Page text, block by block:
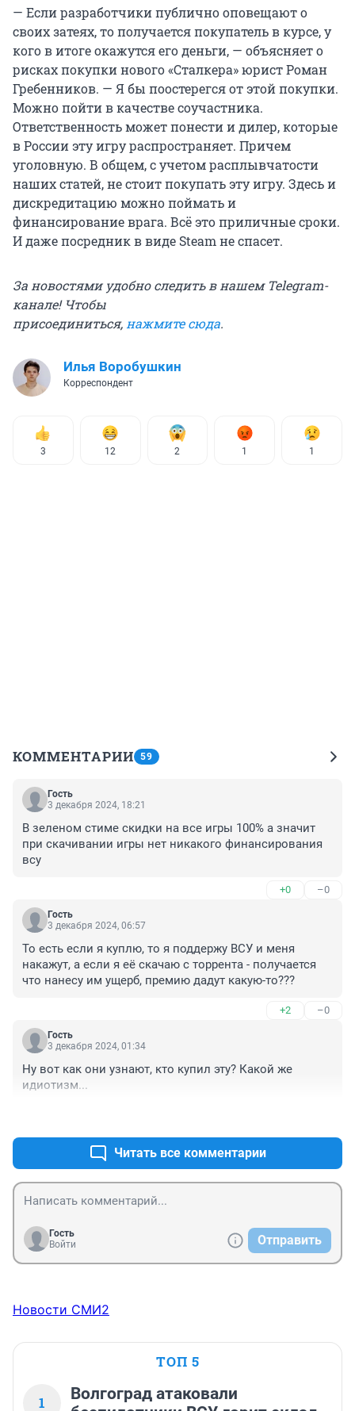
— Если разработчики публично оповещают о
своих затеях, то получается покупатель в курсе, у
кого в итоге окажутся его деньги, — объясняет о
рисках покупки нового «Сталкера» юрист Роман
Гребенников. — Я бы поостерегся от этой покупки.
Можно пойти в качестве соучастника.
Ответственность может понести и дилер, которые
в России эту игру распространяет. Причем
уголовную. В общем, с учетом расплывчатости
наших статей, не стоит покупать эту игру. Здесь и
дискредитацию можно поймать и
финансирование врага. Всё это приличные сроки.
И даже посредник в виде Steam не спасет.
За новостями удобно следить в нашем Telegram-
канале! Чтобы
присоединиться, нажмите сюда.
Илья Воробушкин
Корреспондент
3 12 2 1 1
КОММЕНТАРИИ 59
Гость
3 декабря 2024, 18:21
В зеленом стиме скидки на все игры 100% а значит
при скачивании игры нет никакого финансирования
всу
+0 –0
Гость
3 декабря 2024, 06:57
То есть если я куплю, то я поддержу ВСУ и меня
накажут, а если я её скачаю с торрента - получается
что нанесу им ущерб, премию дадут какую-то???
+2 –0
Гость
3 декабря 2024, 01:34
Ну вот как они узнают, кто купил эту? Какой же
идиотизм...
Читать все комментарии
Гость
Войти
Отправить
Новости СМИ2
ТОП 5
1
Волгоград атаковали